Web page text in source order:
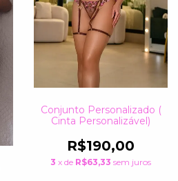
Conjunto Personalizado (
Cinta Personalizável)
R$190,00
3 x de R$63,33 sem juros